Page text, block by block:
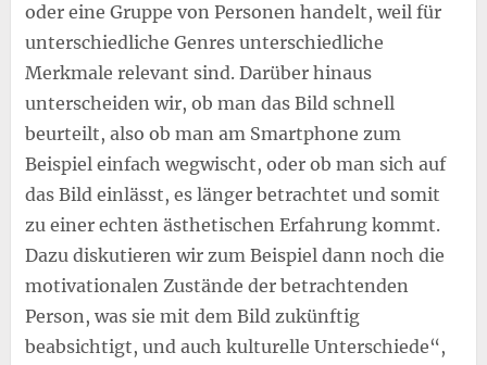
oder eine Gruppe von Personen handelt, weil für
unterschiedliche Genres unterschiedliche
Merkmale relevant sind. Darüber hinaus
unterscheiden wir, ob man das Bild schnell
beurteilt, also ob man am Smartphone zum
Beispiel einfach wegwischt, oder ob man sich auf
das Bild einlässt, es länger betrachtet und somit
zu einer echten ästhetischen Erfahrung kommt.
Dazu diskutieren wir zum Beispiel dann noch die
motivationalen Zustände der betrachtenden
Person, was sie mit dem Bild zukünftig
beabsichtigt, und auch kulturelle Unterschiede“,